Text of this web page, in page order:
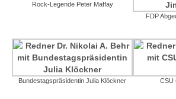
Rock-Legende Peter Maffay
FDP
Bundestagspräsidentin Julia Klöckner CSU